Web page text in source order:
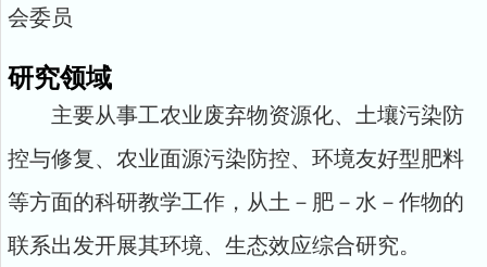
会委员
研究领域
主要从事工农业废弃物资源化、土壤污染防
控与修复、农业面源污染防控、环境友好型肥料
等方面的科研教学工作，从土－肥－水－作物的
联系出发开展其环境、生态效应综合研究。